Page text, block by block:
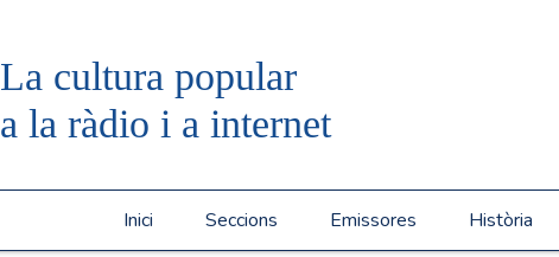
La cultura popular
a la ràdio i a internet
Inici Seccions Emissores Història